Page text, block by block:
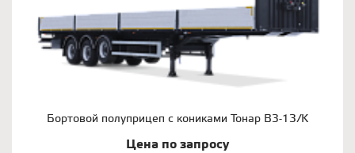
Бортовой полуприцеп с кониками Тонар B3-13/K
Цена по запросу